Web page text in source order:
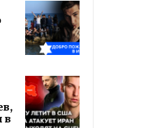
в